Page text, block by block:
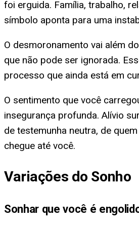
foi erguida. Família, trabalho,
símbolo aponta para uma
O desmoronamento vai além do
que não pode ser ignorada.
processo que ainda está em
O sentimento que você
insegurança profunda. Alívio
de testemunha neutra, de
chegue até você.
Variações do Sonho
Sonhar que você é